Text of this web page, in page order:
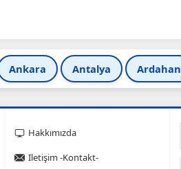
Ankara Antalya Ardahan
Hakkımızda
Iletişim -Kontakt-